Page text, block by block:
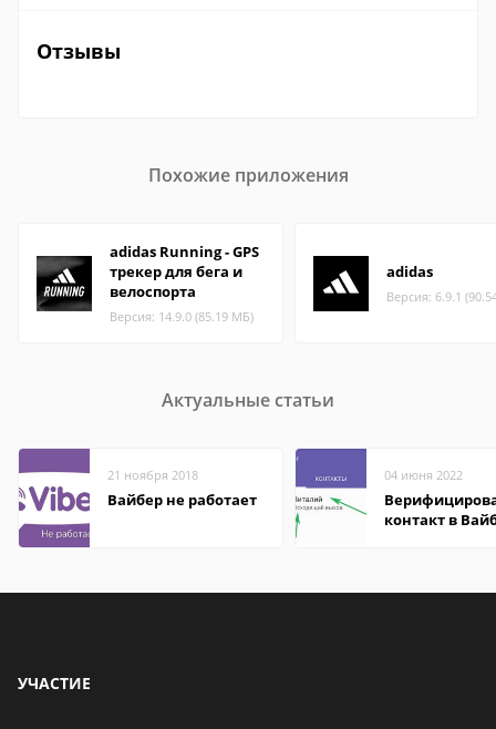
Отзывы
Похожие приложения
adidas Running - GPS
трекер для бега и
велоспорта
Версия: 14.9.0 (85.19 МБ)
adidas
Версия: 6.9.1
Актуальные статьи
21 ноября 2018
Вайбер не работает
04 июня 2022
контакт в
УЧАСТИЕ